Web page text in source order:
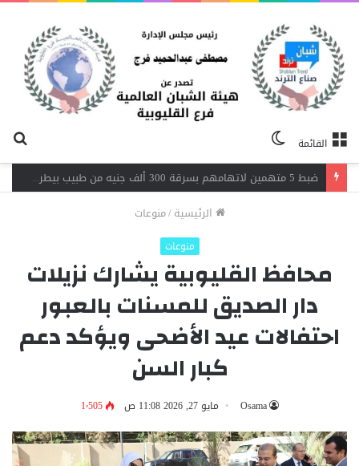
القائمة
المظلم
اندلاع حريق داخل مصنع نسيج بشبرا الخيمة.. 3 سيارات إطفاء تحاصر النيران
الرئيسية/منوعات
منوعات
محافظ القليوبية يشارك نزيلات
دار الصديق للمسنات بالعبور
احتفالات عيد الأضحى ويؤكد دعم
كبار السن
Osama مايو 27, 2026 11:08 ص 1٬505